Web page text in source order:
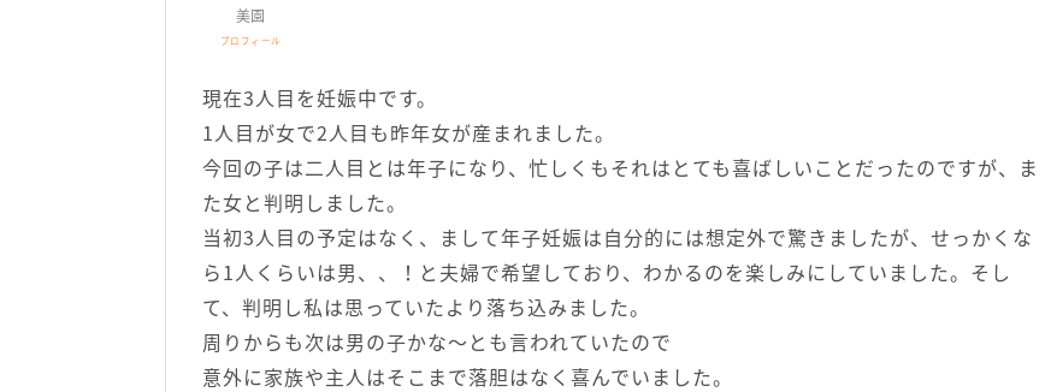
美園
プロフィール
現在3人目を妊娠中です。
1人目が女で2人目も昨年女が産まれました。
今回の子は二人目とは年子になり、忙しくもそれはとても喜ばしいことだったのですが、ま
た女と判明しました。
当初3人目の予定はなく、まして年子妊娠は自分的には想定外で驚きましたが、せっかくな
ら1人くらいは男、、！と夫婦で希望しており、わかるのを楽しみにしていました。そし
て、判明し私は思っていたより落ち込みました。
周りからも次は男の子かな〜とも言われていたので
意外に家族や主人はそこまで落胆はなく喜んでいました。